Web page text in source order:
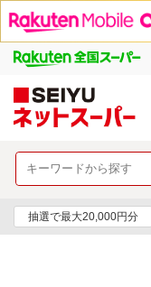
抽選で最大20,000円分